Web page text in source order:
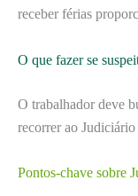
receber férias
O que fazer se
O trabalhador deve
recorrer ao
Pontos-chave sobre